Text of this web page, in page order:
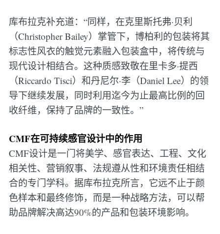
库布拉克补充道：“同样，在克里斯托弗·贝利
（Christopher Bailey）掌管下，博柏利的包装将其
标志性风衣的触觉元素融入包装盒中，将传统与
现代设计相结合。这种质感致敬在里卡多·提西
（Riccardo Tisci）和丹尼尔·李（Daniel Lee）的领
导下继续发展，同时利用迄今为止最高比例的回
收纤维，保持了品牌的一致性。”
CMF在可持续感官设计中的作用
CMF设计是一门将美学、感官表达、工程、文化
相关性、营销叙事、法规遵从性和环境责任相结
合的专门学科。据库布拉克所言，它远不止于颜
色样本和最终修饰，而是一种战略方法，可以帮
助品牌解决高达90%的产品和包装环境影响。